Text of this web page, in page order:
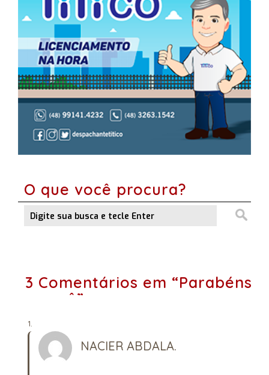
O que você procura?
3 Comentários em “Parabéns
a você”
NACIER ABDALA.